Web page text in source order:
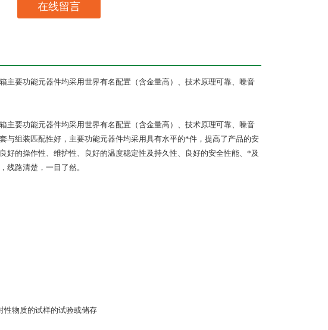
在线留言
主要功能元器件均采用世界有名配置（含金量高）、技术原理可靠、噪音
主要功能元器件均采用世界有名配置（含金量高）、技术原理可靠、噪音
组装匹配性好，主要功能元器件均采用具有水平的*件，提高了产品的安
好的操作性、维护性、良好的温度稳定性及持久性、良好的安全性能、*及
线路清楚，一目了然。
性物质的试样的试验或储存